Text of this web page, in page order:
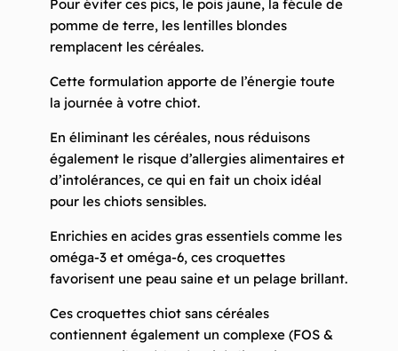
Pour éviter ces pics, le pois jaune, la fécule de
pomme de terre, les lentilles blondes
remplacent les céréales.
Cette formulation apporte de l’énergie toute
la journée à votre chiot.
En éliminant les céréales, nous réduisons
également le risque d’allergies alimentaires et
d’intolérances, ce qui en fait un choix idéal
pour les chiots sensibles.
Enrichies en acides gras essentiels comme les
oméga-3 et oméga-6, ces croquettes
favorisent une peau saine et un pelage brillant.
Ces croquettes chiot sans céréales
contiennent également un complexe (FOS &